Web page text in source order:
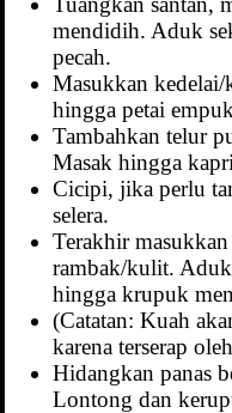
mendidih. Aduk
pecah.
Masukkan kedelai/
hingga petai
Tambahkan telur
Masak hingga
Cicipi, jika perlu
selera.
Terakhir
rambak/kulit.
hingga krupuk
(Catatan: Kuah
karena terserap
Hidangkan panas
Lontong dan